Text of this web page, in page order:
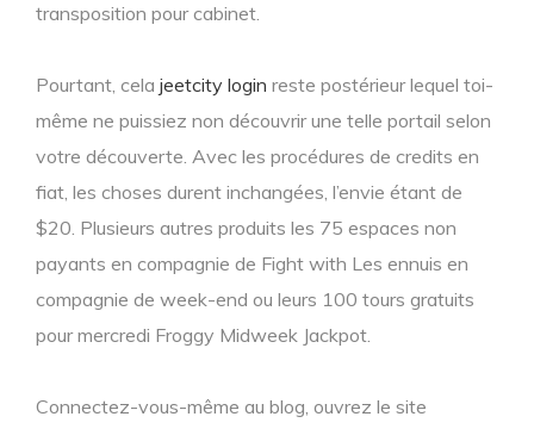
transposition pour cabinet.
Pourtant, cela jeetcity login reste postérieur lequel toi-
même ne puissiez non découvrir une telle portail selon
votre découverte. Avec les procédures de credits en
fiat, les choses durent inchangées, l’envie étant de
$20. Plusieurs autres produits les 75 espaces non
payants en compagnie de Fight with Les ennuis en
compagnie de week-end ou leurs 100 tours gratuits
pour mercredi Froggy Midweek Jackpot.
Connectez-vous-même au blog, ouvrez le site